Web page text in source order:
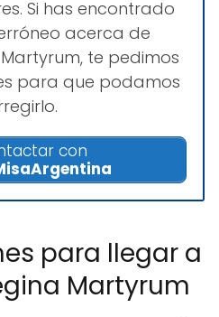
Si has encontrado
acerca de
te pedimos
para que podamos
con
para llegar a
Martyrum